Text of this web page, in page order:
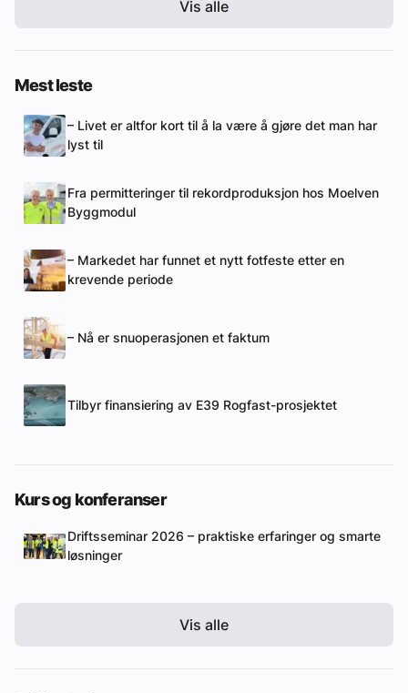
Vis alle
Mest leste
– Livet er altfor kort til å la være å gjøre det man har
lyst til
Fra permitteringer til rekordproduksjon hos Moelven
Byggmodul
– Markedet har funnet et nytt fotfeste etter en
krevende periode
– Nå er snuoperasjonen et faktum
Tilbyr finansiering av E39 Rogfast-prosjektet
Kurs og konferanser
Driftsseminar 2026 – praktiske erfaringer og smarte
løsninger
Vis alle